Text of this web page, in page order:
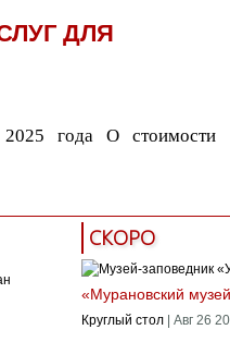
ДЛЯ
года О стоимости
СКОРО
«Мурановский
Круглый стол Авг 26